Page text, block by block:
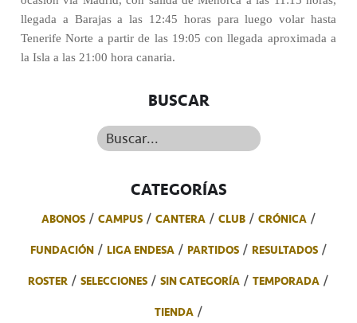
llegada a Barajas a las 12:45 horas para luego volar hasta
Tenerife Norte a partir de las 19:05 con llegada aproximada a
la Isla a las 21:00 hora canaria.
BUSCAR
Buscar...
CATEGORÍAS
ABONOS CAMPUS CANTERA CLUB
CRÓNICA
FUNDACIÓN
LIGA ENDESA PARTIDOS
RESULTADOS
ROSTER
SELECCIONES SIN CATEGORÍA
TEMPORADA
TIENDA